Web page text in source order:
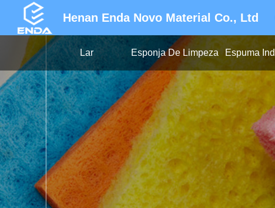
Henan Enda Novo Material Co., Ltd
Lar Esponja De Limpeza Espuma